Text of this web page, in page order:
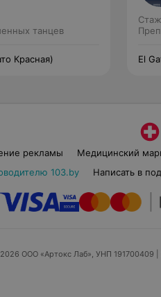
танцев
Красная) El
рекламы Медицинский
103.by
Написать в
ООО «Артокс Лаб», УНП 191700409